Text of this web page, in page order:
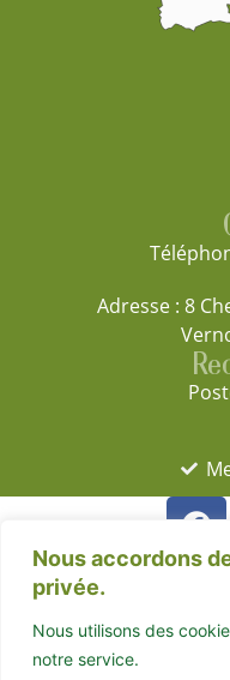
Nous accordons
privée.
Nous utilisons des
notre service.
Adresse : 8